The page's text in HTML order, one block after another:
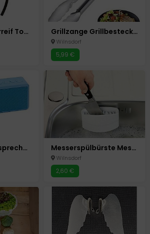
Halloween Haarreif Totenkopf Nachleuchtende Totenköpfe Glow in the Dark Karneval Grillzange Grillbesteck Grillen Grill Zange 40 cm
Wilnsdorf
5,99 €
Bluetooth Lautsprecher Box " Cuboid " Blau Neu Speaker Messerspülbürste Messer Besteck Spezial Reinigungs Bürste Spülbürste Neu
Wilnsdorf
2,60 €